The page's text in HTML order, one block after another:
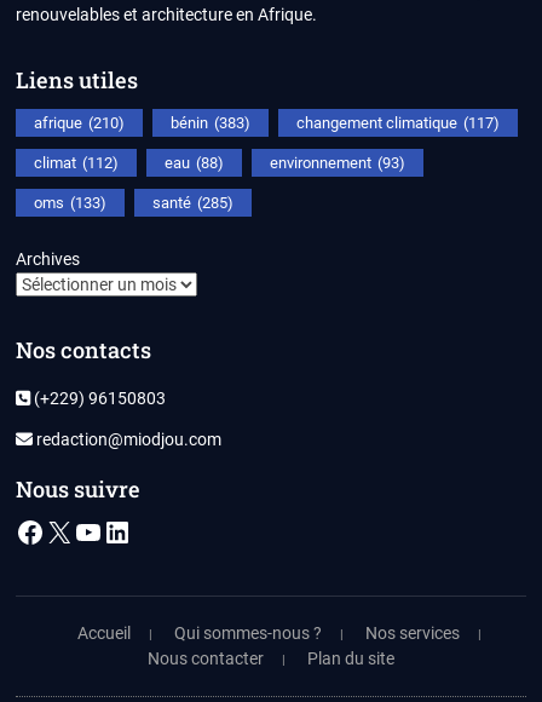
renouvelables et architecture en Afrique.
Liens utiles
afrique (210) bénin (383) changement climatique (117)
climat (112) eau (88) environnement (93)
oms (133) santé (285)
Archives
Nos contacts
(+229) 96150803
redaction@miodjou.com
Nous suivre
Facebook
X YouTube
LinkedIn
Accueil Qui sommes-nous ?
Nos services
Nous contacter
Plan du site